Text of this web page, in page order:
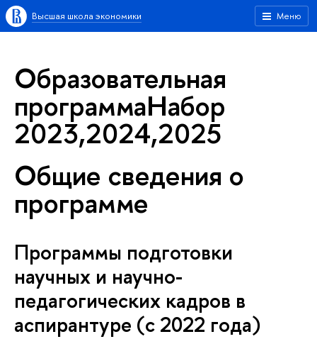
Меню
Высшая школа экономики
Образовательная
программаНабор
2023,2024,2025
Общие сведения о
программе
Программы подготовки
научных и научно-
педагогических кадров в
аспирантуре (с 2022 года)